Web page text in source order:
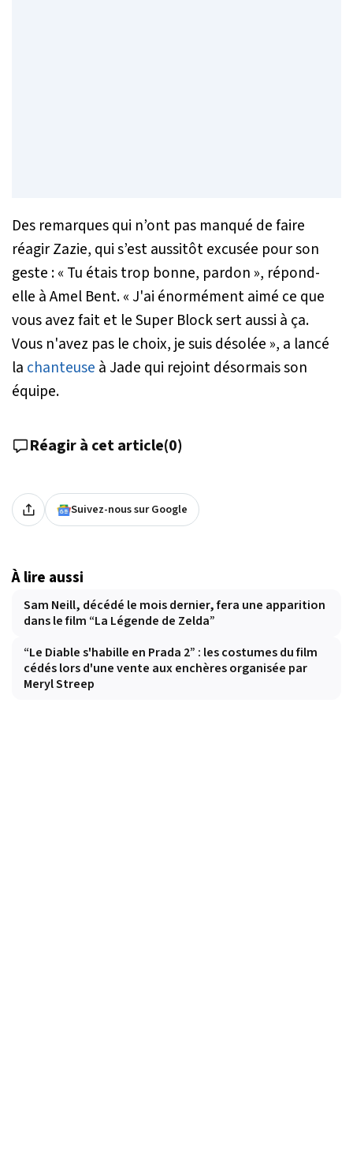
Des remarques qui n’ont pas manqué de faire
réagir Zazie, qui s’est aussitôt excusée pour son
geste : « Tu étais trop bonne, pardon », répond-
elle à Amel Bent. « J'ai énormément aimé ce que
vous avez fait et le Super Block sert aussi à ça.
Vous n'avez pas le choix, je suis désolée », a lancé
la chanteuse à Jade qui rejoint désormais son
équipe.
Réagir à cet article(0)
Suivez-nous sur Google
À lire aussi
Sam Neill, décédé le mois dernier, fera une apparition
dans le film “La Légende de Zelda”
“Le Diable s'habille en Prada 2” : les costumes du film
cédés lors d'une vente aux enchères organisée par
Meryl Streep